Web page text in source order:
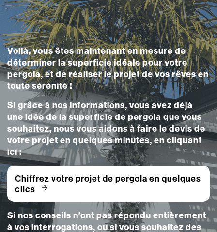
Voilà, vous êtes maintenant en mesure de
déterminer la superficie idéale pour votre
pergola, et de réaliser le projet de vos rêves en
toute sérénité !
Si grâce à nos informations, vous avez déjà
une idée de la superficie de pergola que vous
souhaitez, nous vous aidons à faire le devis de
votre projet en quelques minutes, en cliquant
ici :
Chiffrez votre projet de pergola en quelques
clics
Si nos conseils n’ont pas répondu entièrement
à vos interrogations, ou si vous souhaitez des